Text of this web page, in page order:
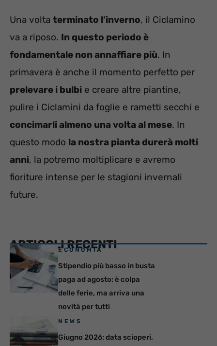
Una volta terminato l’inverno, il Ciclamino
va a riposo. In questo periodo è
fondamentale non annaffiare più. In
primavera è anche il momento perfetto per
prelevare i bulbi e creare altre piantine,
pulire i Ciclamini da foglie e rametti secchi e
concimarli almeno una volta al mese. In
questo modo la nostra pianta durerà molti
anni, la potremo moltiplicare e avremo
fioriture intense per le stagioni invernali
future.
ARTICOLI RECENTI
ECONOMIA
Stipendio più basso in busta
paga ad agosto: è colpa
delle ferie, ma arriva una
novità per tutti
NEWS
Giugno 2026: data scioperi,